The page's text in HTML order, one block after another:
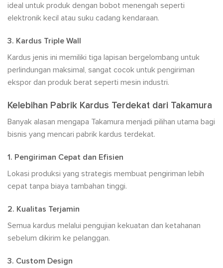
ideal untuk produk dengan bobot menengah seperti
elektronik kecil atau suku cadang kendaraan.
3. Kardus Triple Wall
Kardus jenis ini memiliki tiga lapisan bergelombang untuk
perlindungan maksimal, sangat cocok untuk pengiriman
ekspor dan produk berat seperti mesin industri.
Kelebihan Pabrik Kardus Terdekat dari Takamura
Banyak alasan mengapa Takamura menjadi pilihan utama bagi
bisnis yang mencari pabrik kardus terdekat.
1. Pengiriman Cepat dan Efisien
Lokasi produksi yang strategis membuat pengiriman lebih
cepat tanpa biaya tambahan tinggi.
2. Kualitas Terjamin
Semua kardus melalui pengujian kekuatan dan ketahanan
sebelum dikirim ke pelanggan.
3. Custom Design